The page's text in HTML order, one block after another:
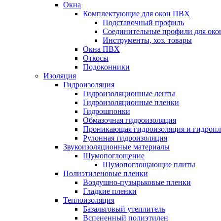
Окна
Комплектующие для окон ПВХ
Подставочный профиль
Соединительные профили для
Инструменты, хоз. товары
Окна ПВХ
Откосы
Подоконники
Изоляция
Гидроизоляция
Гидроизоляционные ленты
Гидроизоляционные пленки
Гидрошпонки
Обмазочная гидроизоляция
Проникающая гидроизоляция и
Рулонная гидроизоляция
Звукоизоляционные материалы
Шумопоглощение
Шумопоглощающие плиты
Полиэтиленовые пленки
Воздушно-пузырьковые пленки
Гладкие пленки
Теплоизоляция
Базальтовый утеплитель
Вспененный полиэтилен